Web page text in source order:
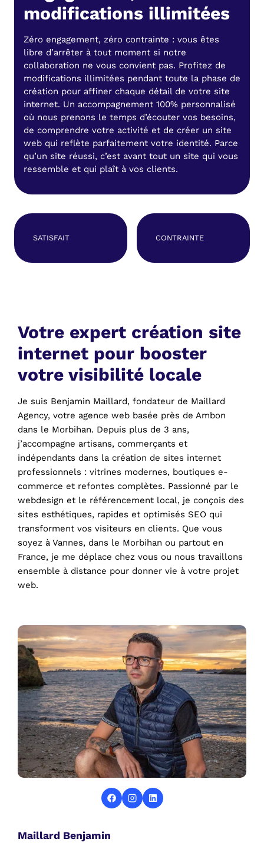
modifications illimitées
Zéro engagement, zéro contrainte : vous êtes
libre d’arrêter à tout moment si notre
collaboration ne vous convient pas. Profitez de
modifications illimitées pendant toute la phase de
création pour affiner chaque détail de votre site
internet. Un accompagnement 100% personnalisé
où nous prenons le temps d’écouter vos besoins,
de comprendre votre activité et de créer un site
web qui reflète parfaitement votre identité. Parce
qu’un site réussi, c’est avant tout un site qui vous
ressemble et qui plaît à vos clients.
SATISFAIT CONTRAINTE
Votre expert création site
internet pour booster
votre visibilité locale
Je suis Benjamin Maillard, fondateur de Maillard
Agency, votre agence web basée près de Ambon
dans le Morbihan. Depuis plus de 3 ans,
j’accompagne artisans, commerçants et
indépendants dans la création de sites internet
professionnels : vitrines modernes, boutiques e-
commerce et refontes complètes. Passionné par le
webdesign et le référencement local, je conçois des
sites esthétiques, rapides et optimisés SEO qui
transforment vos visiteurs en clients. Que vous
soyez à Vannes, dans le Morbihan ou partout en
France, je me déplace chez vous ou nous travaillons
ensemble à distance pour donner vie à votre projet
web.
Maillard Benjamin